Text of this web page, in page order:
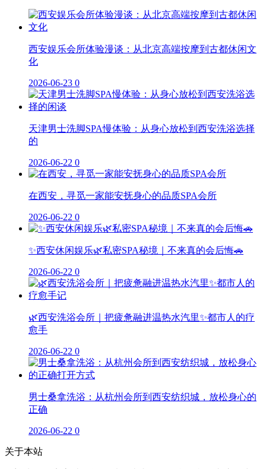
西安娱乐会所体验漫谈：从北京高端按摩到古都休闲文
化
2026-06-23 0
天津男士洗脚SPA慢体验：从身心放松到西安洗浴选择
的
2026-06-22 0
在西安，寻觅一家能安抚身心的品质SPA会所
2026-06-22 0
✨西安休闲娱乐🌿私密SPA秘境｜不来真的会后悔🚗
2026-06-22 0
🌿西安洗浴会所｜把疲惫融进温热水汽里✨都市人的疗
愈手
2026-06-22 0
男士桑拿洗浴：从杭州会所到西安纺织城，放松身心的
正确
2026-06-22 0
关于本站